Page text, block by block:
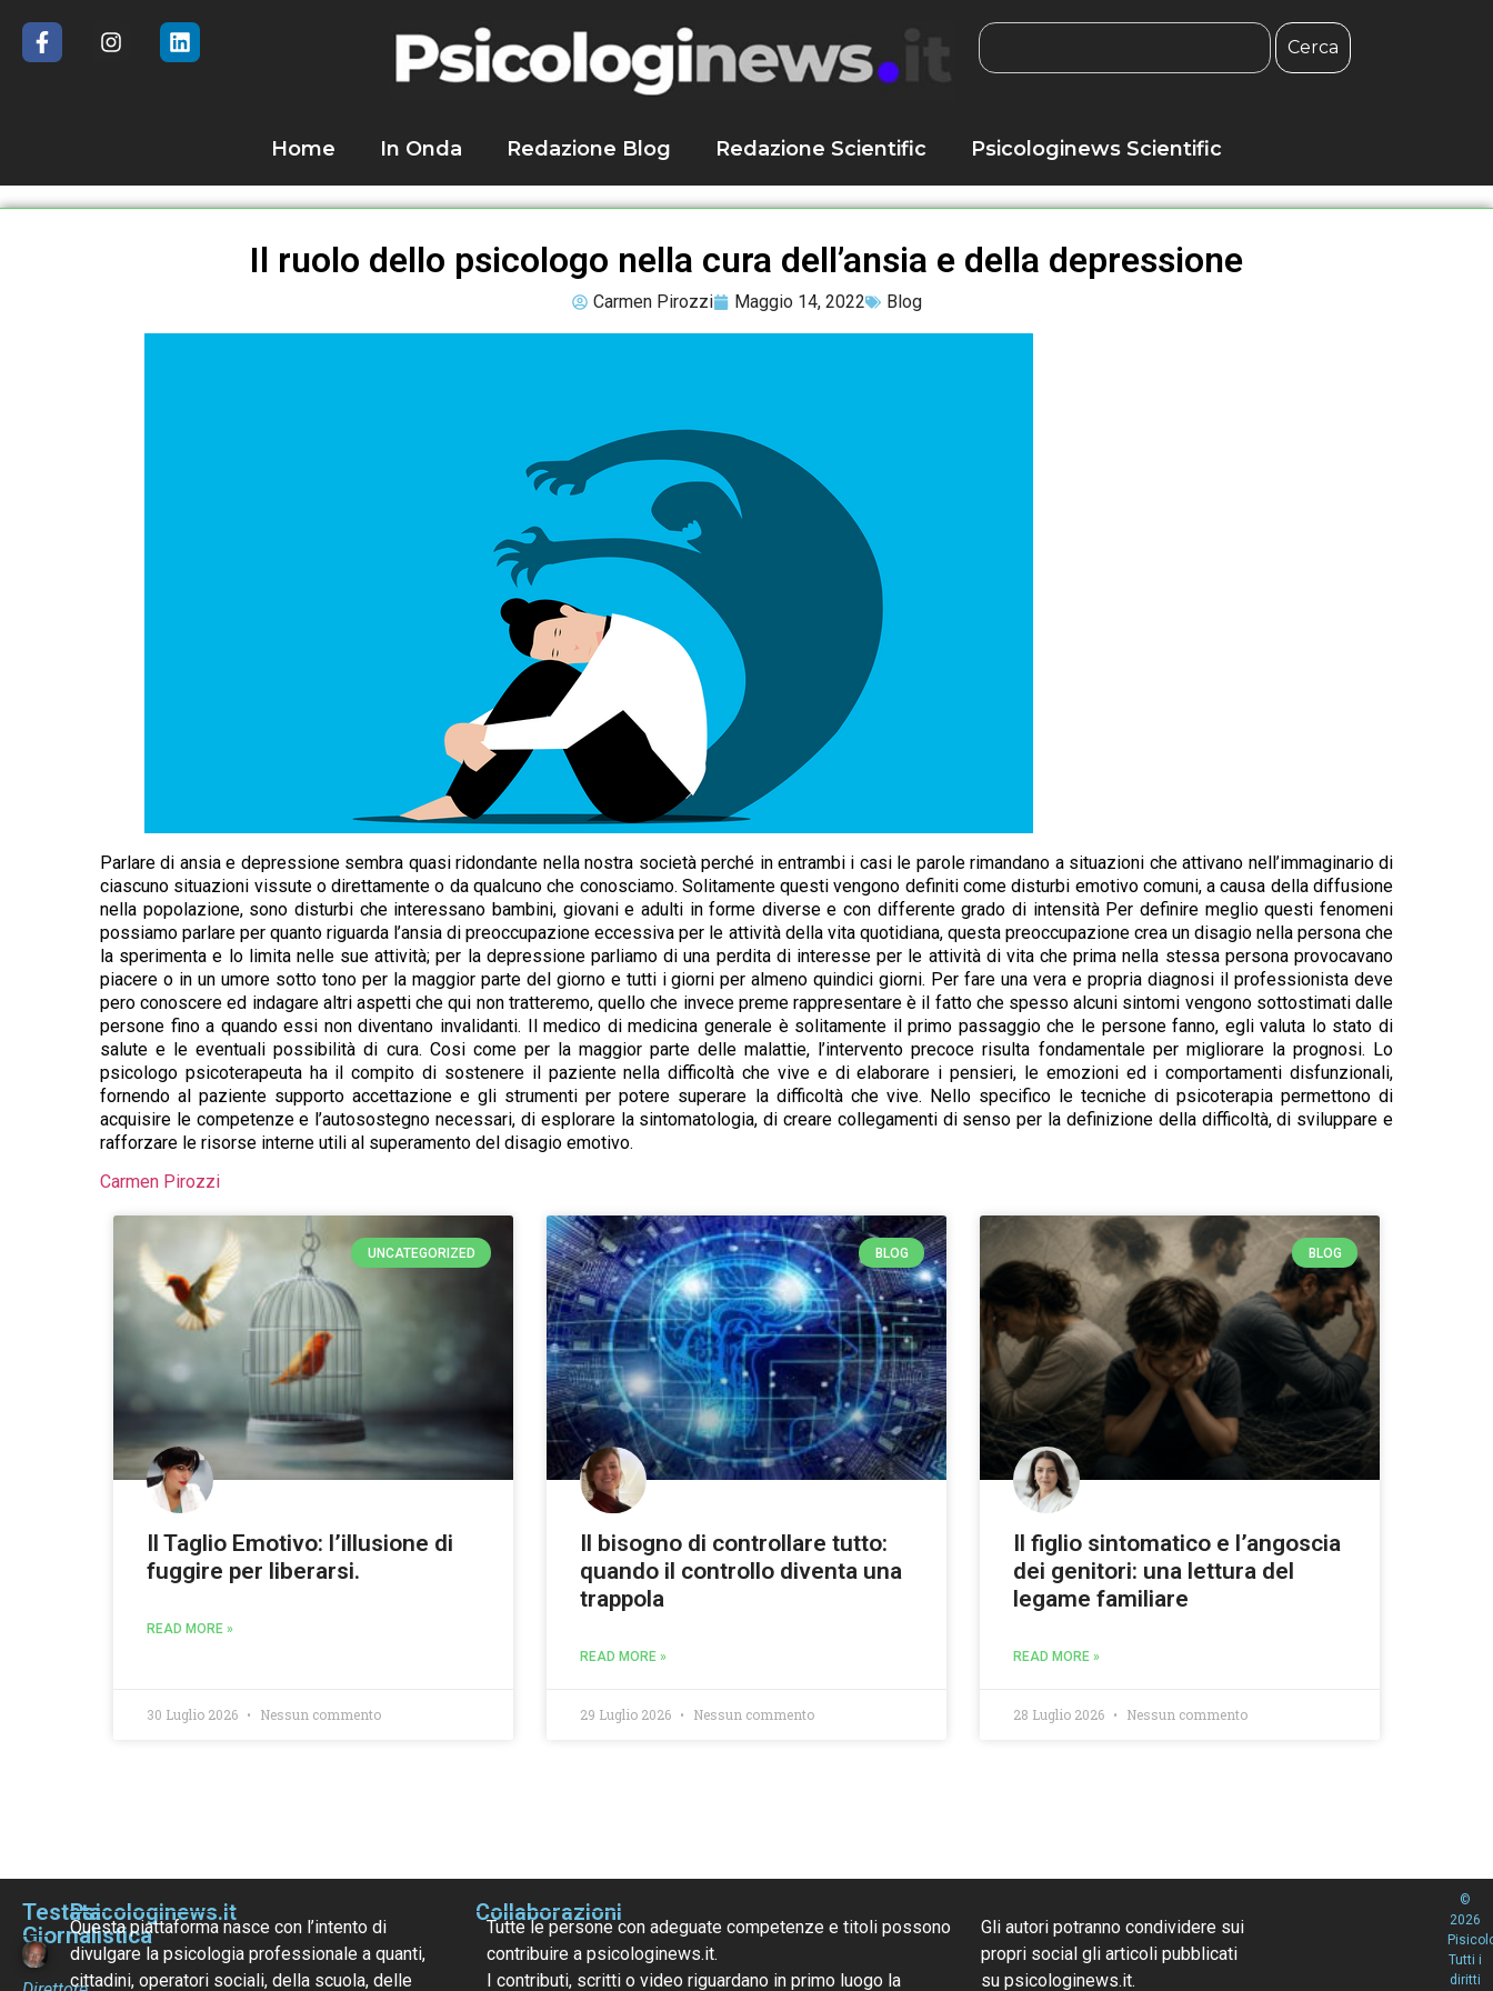
Cerca
Home In Onda Redazione Blog Redazione Scientific Psicologinews Scientific
Il ruolo dello psicologo nella cura dell’ansia e della depressione
Carmen Pirozzi Maggio 14, 2022 Blog
Parlare di ansia e depressione sembra quasi ridondante nella nostra società perché in entrambi i casi le parole rimandano a situazioni che attivano nell’immaginario di
ciascuno situazioni vissute o direttamente o da qualcuno che conosciamo. Solitamente questi vengono definiti come disturbi emotivo comuni, a causa della diffusione
nella popolazione, sono disturbi che interessano bambini, giovani e adulti in forme diverse e con differente grado di intensità Per definire meglio questi fenomeni
possiamo parlare per quanto riguarda l’ansia di preoccupazione eccessiva per le attività della vita quotidiana, questa preoccupazione crea un disagio nella persona che
la sperimenta e lo limita nelle sue attività; per la depressione parliamo di una perdita di interesse per le attività di vita che prima nella stessa persona provocavano
piacere o in un umore sotto tono per la maggior parte del giorno e tutti i giorni per almeno quindici giorni. Per fare una vera e propria diagnosi il professionista deve
pero conoscere ed indagare altri aspetti che qui non tratteremo, quello che invece preme rappresentare è il fatto che spesso alcuni sintomi vengono sottostimati dalle
persone fino a quando essi non diventano invalidanti. Il medico di medicina generale è solitamente il primo passaggio che le persone fanno, egli valuta lo stato di
salute e le eventuali possibilità di cura. Cosi come per la maggior parte delle malattie, l’intervento precoce risulta fondamentale per migliorare la prognosi. Lo
psicologo psicoterapeuta ha il compito di sostenere il paziente nella difficoltà che vive e di elaborare i pensieri, le emozioni ed i comportamenti disfunzionali,
fornendo al paziente supporto accettazione e gli strumenti per potere superare la difficoltà che vive. Nello specifico le tecniche di psicoterapia permettono di
acquisire le competenze e l’autosostegno necessari, di esplorare la sintomatologia, di creare collegamenti di senso per la definizione della difficoltà, di sviluppare e
rafforzare le risorse interne utili al superamento del disagio emotivo.
Carmen Pirozzi
UNCATEGORIZED
Il Taglio Emotivo: l’illusione di
fuggire per liberarsi.
READ MORE »
30 Luglio 2026 Nessun commento
BLOG
Il bisogno di controllare tutto:
quando il controllo diventa una
trappola
READ MORE »
29 Luglio 2026 Nessun commento
BLOG
Il figlio sintomatico e l’angoscia
dei genitori: una lettura del
legame familiare
READ MORE »
28 Luglio 2026 Nessun commento
Testata
Giornalistica
Psicologinews.it
Questa piattaforma nasce con l’intento di
divulgare la psicologia professionale a quanti,
cittadini, operatori sociali, della scuola, delle
Collaborazioni
Tutte le persone con adeguate competenze e titoli possono
contribuire a psicologinews.it.
I contributi, scritti o video riguardano in primo luogo la
Gli autori potranno condividere sui
propri social gli articoli pubblicati
su psicologinews.it.
©
2026
Tutti i
diritti